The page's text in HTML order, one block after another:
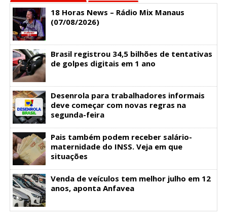
18 Horas News​​​​​​​​​​​​ – Rádio Mix Manaus
(07/08/2026)
Brasil registrou 34,5 bilhões de tentativas
de golpes digitais em 1 ano
Desenrola para trabalhadores informais
deve começar com novas regras na
segunda-feira
Pais também podem receber salário-
maternidade do INSS. Veja em que
situações
Venda de veículos tem melhor julho em 12
anos, aponta Anfavea